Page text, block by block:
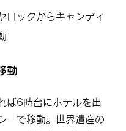
ロックからキャンディ
動
ば6時台にホテルを出
ーで移動。世界遺産の